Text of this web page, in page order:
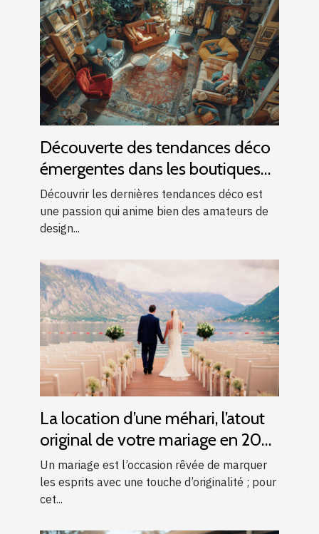
Découverte des tendances déco
émergentes dans les boutiques
locales
Découvrir les dernières tendances déco est
une passion qui anime bien des amateurs de
design...
La location d’une méhari, l’atout
original de votre mariage en 2025
!Un mariage est l’occasion rêvée de marquer
les esprits avec une touche d’originalité ; pour
cet...